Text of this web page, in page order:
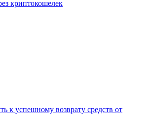
криптокошелек
к успешному возврату средств от